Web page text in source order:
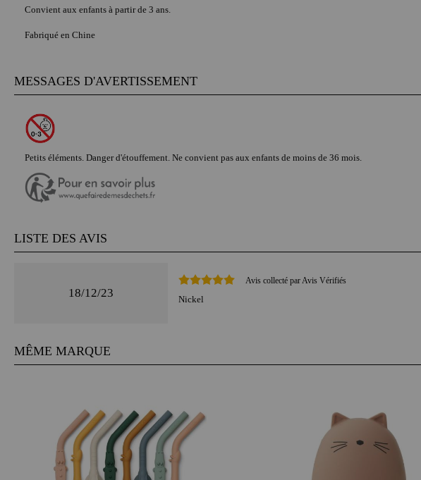
Convient aux enfants à partir de 3 ans.
Fabriqué en Chine
MESSAGES D'AVERTISSEMENT
Petits éléments. Danger d'étouffement. Ne convient pas aux enfants de moins de 36 mois.
LISTE DES AVIS
18/12/23
Avis collecté par Avis Vérifiés
Nickel
MÊME MARQUE